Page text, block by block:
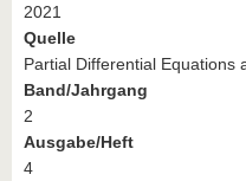
2021
Quelle
Partial Differential Equations
Band/Jahrgang
2
Ausgabe/Heft
4